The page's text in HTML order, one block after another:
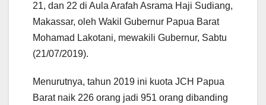
21, dan 22 di Aula Arafah Asrama Haji Sudiang,
Makassar, oleh Wakil Gubernur Papua Barat
Mohamad Lakotani, mewakili Gubernur, Sabtu
(21/07/2019).
Menurutnya, tahun 2019 ini kuota JCH Papua
Barat naik 226 orang jadi 951 orang dibanding